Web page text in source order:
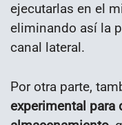
ejecutarlas en el
eliminando así la
canal lateral.
Por otra parte,
experimental para